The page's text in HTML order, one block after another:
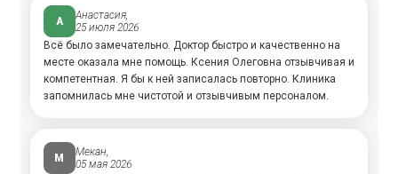
А
Анастасия,
25 июля 2026
Всё было замечательно. Доктор быстро и качественно на
месте оказала мне помощь. Ксения Олеговна отзывчивая и
компетентная. Я бы к ней записалась повторно. Клиника
запомнилась мне чистотой и отзывчивым персоналом.
М
Мекан,
05 мая 2026